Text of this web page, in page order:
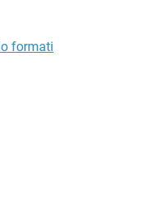
formati